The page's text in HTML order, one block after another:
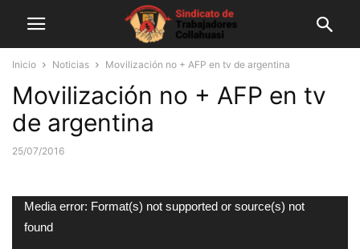
Inicio Noticias Movilización no + AFP en tv de argentina
Movilización no + AFP en tv
de argentina
25/07/2016
Reproductor
de
Media error: Format(s) not supported or source(s) not
found